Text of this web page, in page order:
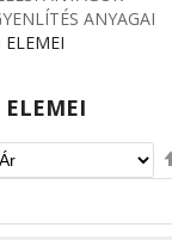
ANYAGAI
ELEMEI
ELEMEI